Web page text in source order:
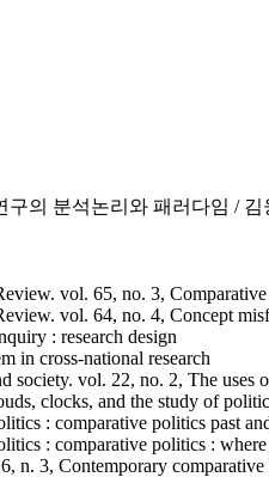
구의 분석논리와 패러다임 /
vol. 65, no. 3,
vol. 64, no. 4, Concept
: research design
in cross-national research
society. vol. 22, no. 2, The
clocks, and the study of
: comparative politics past
: comparative politics :
n. 3, Contemporary